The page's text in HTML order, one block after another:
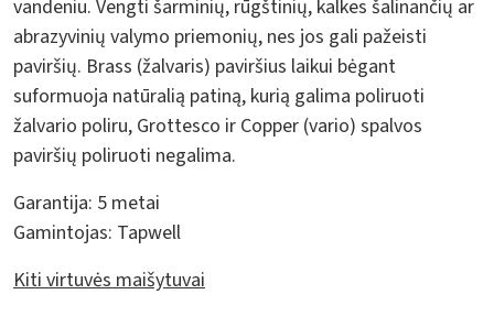
vandeniu. Vengti šarminių, rūgštinių, kalkes šalinančių ar
abrazyvinių valymo priemonių, nes jos gali pažeisti
paviršių. Brass (žalvaris) paviršius laikui bėgant
suformuoja natūralią patiną, kurią galima poliruoti
žalvario poliru, Grottesco ir Copper (vario) spalvos
paviršių poliruoti negalima.
Garantija: 5 metai
Gamintojas: Tapwell
Kiti virtuvės maišytuvai